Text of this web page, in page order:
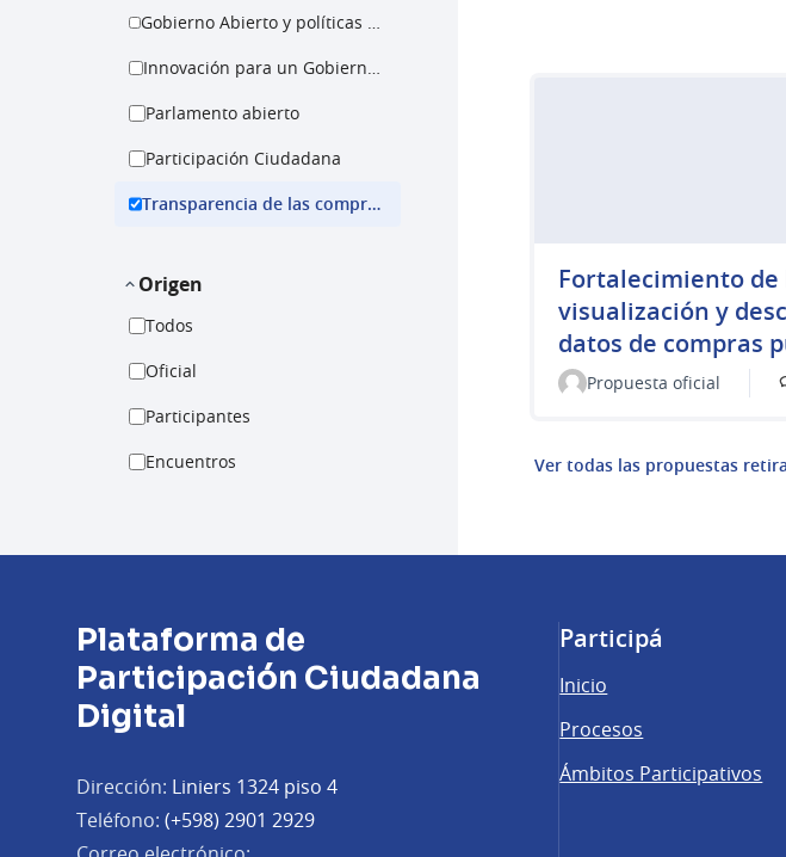
Gobierno Abierto y políticas para la igualdad
Innovación para un Gobierno Abierto
Parlamento abierto
Participación Ciudadana
Transparencia de las compras públicas
Origen
Todos
Oficial
Participantes
Encuentros
Fortalecimiento
visualización y
datos de compras
Propuesta oficial
Ver todas las propuestas
Plataforma de
Participación Ciudadana
Digital
Dirección: Liniers 1324 piso 4
Teléfono: (+598) 2901 2929
Participá
Inicio
Procesos
Ámbitos Participativos